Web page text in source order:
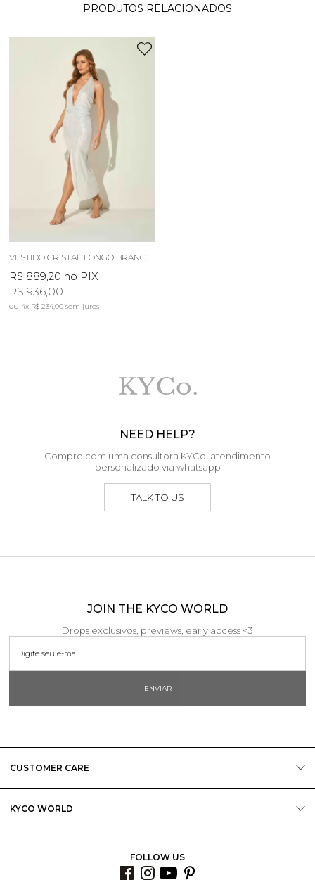
PRODUTOS RELACIONADOS
R$ 889,20 no PIX
R$ 936,00
4x R$ 234,00sem juros
NEED HELP?
Compre com uma consultora KYCo. atendimento
personalizado via whatsapp
TALK TO US
JOIN THE KYCO WORLD
Drops exclusivos, previews, early access <3
ENVIAR
CUSTOMER CARE
KYCO WORLD
FOLLOW US